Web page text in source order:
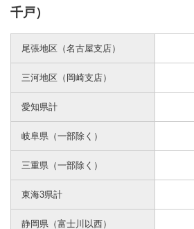
千戸）
尾張地区（名古屋支店）
三河地区（岡崎支店）
愛知県計
岐阜県（一部除く）
三重県（一部除く）
東海3県計
静岡県（富士川以西）